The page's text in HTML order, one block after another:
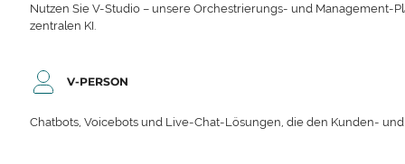
Nutzen Sie V-Studio – unsere Orchestrierungs- und
zentralen KI.
V-PERSON
Chatbots, Voicebots und Live-Chat-Lösungen, die den Kunden-